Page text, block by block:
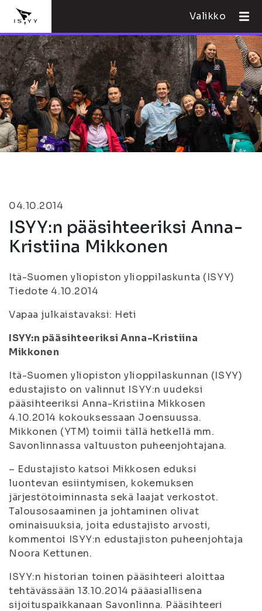
Valikko
04.10.2014
ISYY:n pääsihteeriksi Anna-
Kristiina Mikkonen
Itä-Suomen yliopiston ylioppilaskunta (ISYY)
Tiedote 4.10.2014
Vapaa julkaistavaksi: Heti
ISYY:n pääsihteeriksi Anna-Kristiina
Mikkonen
Itä-Suomen yliopiston ylioppilaskunnan (ISYY)
edustajisto on valinnut ISYY:n uudeksi
pääsihteeriksi Anna-Kristiina Mikkosen
4.10.2014 kokouksessaan Joensuussa.
Mikkonen (YTM) toimii tällä hetkellä mm.
Savonlinnassa valtuuston puheenjohtajana.
– Edustajisto katsoi Mikkosen eduksi
luontevan esiintymisen, kokemuksen
järjestötoiminnasta sekä laajat verkostot.
Talousosaaminen ja johtaminen olivat
ominaisuuksia, joita edustajisto arvosti,
kommentoi ISYY:n edustajiston puheenjohtaja
Noora Kettunen.
ISYY:n historian toinen pääsihteeri aloittaa
tehtävässään 13.10.2014 pääasiallisena
sijoituspaikkanaan Savonlinna. Pääsihteeri